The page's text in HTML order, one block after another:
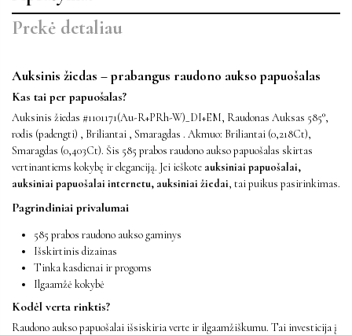
Prekė detaliau
Auksinis žiedas – prabangus raudono aukso papuošalas
Kas tai per papuošalas?
Auksinis žiedas #1101171(Au-R+PRh-W)_DI+EM, Raudonas Auksas 585°,
rodis (padengti) , Briliantai , Smaragdas . Akmuo: Briliantai (0,218Ct),
Smaragdas (0,403Ct). Šis 585 prabos raudono aukso papuošalas skirtas
vertinantiems kokybę ir eleganciją. Jei ieškote auksiniai papuošalai,
auksiniai papuošalai internetu, auksiniai žiedai, tai puikus pasirinkimas.
Pagrindiniai privalumai
585 prabos raudono aukso gaminys
Išskirtinis dizainas
Tinka kasdienai ir progoms
Ilgaamžė kokybė
Kodėl verta rinktis?
Raudono aukso papuošalai išsiskiria verte ir ilgaamžiškumu. Tai investicija į